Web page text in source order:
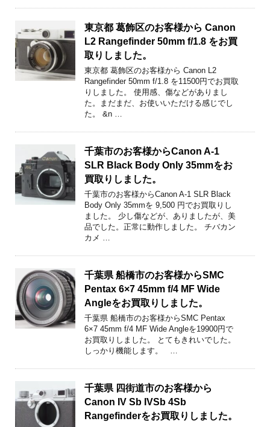
東京都 葛飾区のお客様から Canon
L2 Rangefinder 50mm f/1.8 をお買
取りしました。
東京都 葛飾区のお客様から Canon L2
Rangefinder 50mm f/1.8 を11500円でお買取
りしました。 使用感、傷などがありまし
た。まだまだ、お使いいただける感じでし
た。 &n …
千葉市のお客様からCanon A-1
SLR Black Body Only 35mmをお
買取りしました。
千葉市のお客様からCanon A-1 SLR Black
Body Only 35mmを 9,500 円でお買取りし
ました。 少し傷などが、ありましたが、美
品でした。正常に動作しました。 チバカン
カメ …
千葉県 船橋市のお客様からSMC
Pentax 6×7 45mm f/4 MF Wide
Angleをお買取りしました。
千葉県 船橋市のお客様からSMC Pentax
6×7 45mm f/4 MF Wide Angleを19900円で
お買取りしました。 とてもきれいでした。
しっかり機能します。 …
千葉県 四街道市のお客様から
Canon IV Sb IVSb 4Sb
Rangefinderをお買取りしました。